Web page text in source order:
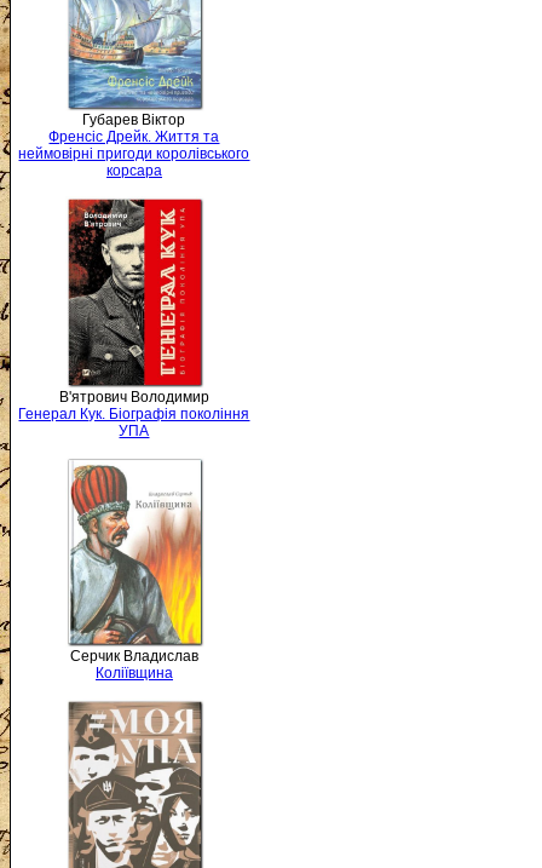
Губарев Віктор
Френсіс Дрейк. Життя та
неймовірні пригоди королівського
корсара
В'ятрович Володимир
Генерал Кук. Біографія покоління
УПА
Серчик Владислав
Коліївщина